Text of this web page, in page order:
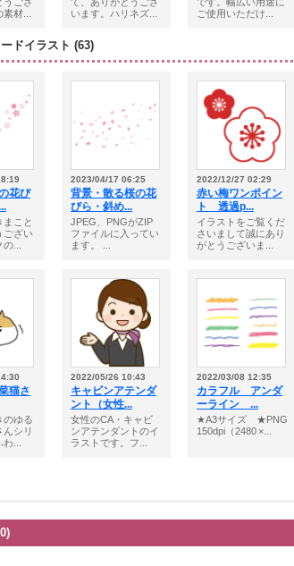
材...
います。ハリネズ...
ご使用いただけ...
ドイラスト (63)
花び
まこと
ござい
...
2023/04/17 06:25
背景・散る桜の花
びら・斜め...
JPEG、PNGがZIP
ファイルに入ってい
ます。 ...
2022/12/27 02:29
赤い梅ワンポイン
ト 透過p...
イラストをご覧くだ
さいまして誠にあり
がとうございま...
猫さ
のゆる
シリ
...
2022/05/26 10:43
キャビンアテンダ
ント（女性...
女性のCA・キャビ
ンアテンダントのイ
ラストです。フ...
2022/03/08 12:35
カラフル アンダ
ーライン ...
★A3サイズ ★PNG
150dpi（2480 ×...